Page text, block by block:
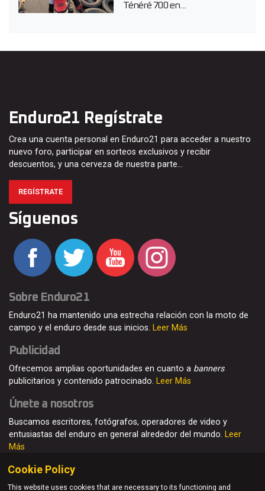
Ténéré 700 en...
Enduro21 Regístrate
Crea una cuenta personal en Enduro21 para acceder a nuestro
nuevo foro, participar en sorteos exclusivos y recibir
descuentos, y una cerveza de nuestra parte…
REGÍSTRATE
Síguenos
Sobre Enduro21
Enduro21 ha mantenido una estrecha relación con la moto de
campo y el enduro desde sus inicios. Leer Más
Publicidad
Ofrecemos amplias oportunidades en cuanto a banners
publicitarios y contenido patrocinado. Leer Más
Únete a nosotros
Buscamos escritores, fotógrafos, operadores de video y
entusiastas del enduro en general alrededor del mundo. Leer
Más
Cookie Policy
This website uses cookies that are necessary to its functioning and